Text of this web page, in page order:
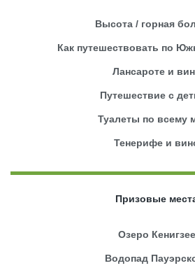
Высота / горная
Как путешествовать по
Лансароте и
Путешествие с
Туалеты по всему
Тенерифе и
Призовые
Озеро Кенигзее
Водопад